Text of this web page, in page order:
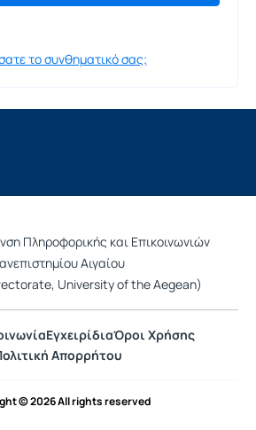
το συνθηματικό σας;
Πληροφορικής και Επικοινωνιών
Αιγαίου
University of the Aegean)
ΕγχειρίδιαΌροι Χρήσης
Απορρήτου
© 2026 All rights reserved